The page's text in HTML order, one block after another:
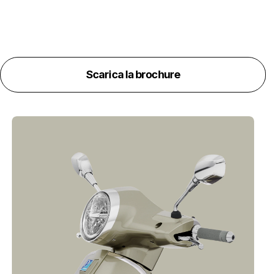
Scarica la brochure